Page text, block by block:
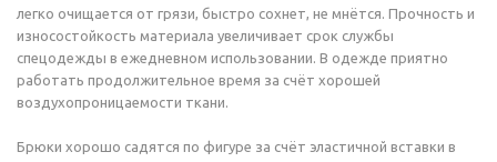
легко очищается от грязи, быстро сохнет, не мнётся. Прочность и
износостойкость материала увеличивает срок службы
спецодежды в ежедневном использовании. В одежде приятно
работать продолжительное время за счёт хорошей
воздухопроницаемости ткани.
Брюки хорошо садятся по фигуре за счёт эластичной вставки в